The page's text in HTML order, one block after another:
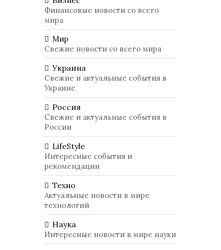
Финансовые новости со всего
мира
Мир
Свежие новости со всего мира
Украина
Свежие и актуальные события в
Украине
Россия
Свежие и актуальные события в
России
LifeStyle
Интересные события и
рекомендации
Техно
Актуальные новости в мире
технологий
Наука
Интересные новости в мире науки